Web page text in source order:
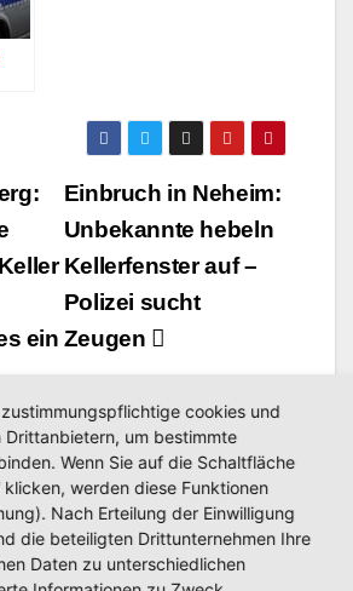
Einbruch in Neheim:
Unbekannte hebeln
Kellerfenster auf –
Polizei sucht
Zeugen
ein
cookies und
Drittanbietern, um bestimmte
Wenn Sie auf die Schaltfläche
klicken, werden diese Funktionen
Nach Erteilung der Einwilligung
die beteiligten Drittunternehmen Ihre
Daten zu unterschiedlichen